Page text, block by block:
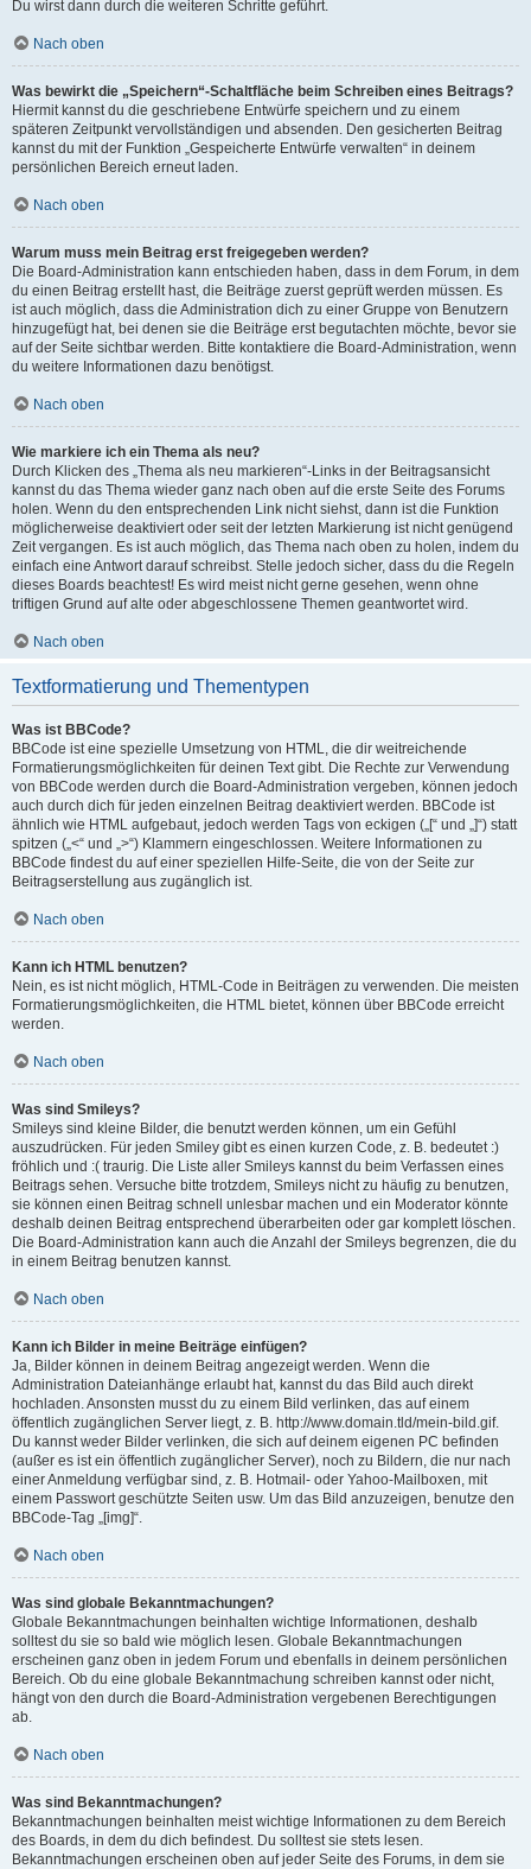
Du wirst dann durch die weiteren Schritte geführt.
Nach oben
Was bewirkt die „Speichern“-Schaltfläche beim Schreiben eines Beitrags?
Hiermit kannst du die geschriebene Entwürfe speichern und zu einem
späteren Zeitpunkt vervollständigen und absenden. Den gesicherten Beitrag
kannst du mit der Funktion „Gespeicherte Entwürfe verwalten“ in deinem
persönlichen Bereich erneut laden.
Nach oben
Warum muss mein Beitrag erst freigegeben werden?
Die Board-Administration kann entschieden haben, dass in dem Forum, in dem
du einen Beitrag erstellt hast, die Beiträge zuerst geprüft werden müssen. Es
ist auch möglich, dass die Administration dich zu einer Gruppe von Benutzern
hinzugefügt hat, bei denen sie die Beiträge erst begutachten möchte, bevor sie
auf der Seite sichtbar werden. Bitte kontaktiere die Board-Administration, wenn
du weitere Informationen dazu benötigst.
Nach oben
Wie markiere ich ein Thema als neu?
Durch Klicken des „Thema als neu markieren“-Links in der Beitragsansicht
kannst du das Thema wieder ganz nach oben auf die erste Seite des Forums
holen. Wenn du den entsprechenden Link nicht siehst, dann ist die Funktion
möglicherweise deaktiviert oder seit der letzten Markierung ist nicht genügend
Zeit vergangen. Es ist auch möglich, das Thema nach oben zu holen, indem du
einfach eine Antwort darauf schreibst. Stelle jedoch sicher, dass du die Regeln
dieses Boards beachtest! Es wird meist nicht gerne gesehen, wenn ohne
triftigen Grund auf alte oder abgeschlossene Themen geantwortet wird.
Nach oben
Textformatierung und Thementypen
Was ist BBCode?
BBCode ist eine spezielle Umsetzung von HTML, die dir weitreichende
Formatierungsmöglichkeiten für deinen Text gibt. Die Rechte zur Verwendung
von BBCode werden durch die Board-Administration vergeben, können jedoch
auch durch dich für jeden einzelnen Beitrag deaktiviert werden. BBCode ist
ähnlich wie HTML aufgebaut, jedoch werden Tags von eckigen („[“ und „]“) statt
spitzen („<“ und „>“) Klammern eingeschlossen. Weitere Informationen zu
BBCode findest du auf einer speziellen Hilfe-Seite, die von der Seite zur
Beitragserstellung aus zugänglich ist.
Nach oben
Kann ich HTML benutzen?
Nein, es ist nicht möglich, HTML-Code in Beiträgen zu verwenden. Die meisten
Formatierungsmöglichkeiten, die HTML bietet, können über BBCode erreicht
werden.
Nach oben
Was sind Smileys?
Smileys sind kleine Bilder, die benutzt werden können, um ein Gefühl
auszudrücken. Für jeden Smiley gibt es einen kurzen Code, z. B. bedeutet :)
fröhlich und :( traurig. Die Liste aller Smileys kannst du beim Verfassen eines
Beitrags sehen. Versuche bitte trotzdem, Smileys nicht zu häufig zu benutzen,
sie können einen Beitrag schnell unlesbar machen und ein Moderator könnte
deshalb deinen Beitrag entsprechend überarbeiten oder gar komplett löschen.
Die Board-Administration kann auch die Anzahl der Smileys begrenzen, die du
in einem Beitrag benutzen kannst.
Nach oben
Kann ich Bilder in meine Beiträge einfügen?
Ja, Bilder können in deinem Beitrag angezeigt werden. Wenn die
Administration Dateianhänge erlaubt hat, kannst du das Bild auch direkt
hochladen. Ansonsten musst du zu einem Bild verlinken, das auf einem
öffentlich zugänglichen Server liegt, z. B. http://www.domain.tld/mein-bild.gif.
Du kannst weder Bilder verlinken, die sich auf deinem eigenen PC befinden
(außer es ist ein öffentlich zugänglicher Server), noch zu Bildern, die nur nach
einer Anmeldung verfügbar sind, z. B. Hotmail- oder Yahoo-Mailboxen, mit
einem Passwort geschützte Seiten usw. Um das Bild anzuzeigen, benutze den
BBCode-Tag „[img]“.
Nach oben
Was sind globale Bekanntmachungen?
Globale Bekanntmachungen beinhalten wichtige Informationen, deshalb
solltest du sie so bald wie möglich lesen. Globale Bekanntmachungen
erscheinen ganz oben in jedem Forum und ebenfalls in deinem persönlichen
Bereich. Ob du eine globale Bekanntmachung schreiben kannst oder nicht,
hängt von den durch die Board-Administration vergebenen Berechtigungen
ab.
Nach oben
Was sind Bekanntmachungen?
Bekanntmachungen beinhalten meist wichtige Informationen zu dem Bereich
des Boards, in dem du dich befindest. Du solltest sie stets lesen.
Bekanntmachungen erscheinen oben auf jeder Seite des Forums, in dem sie